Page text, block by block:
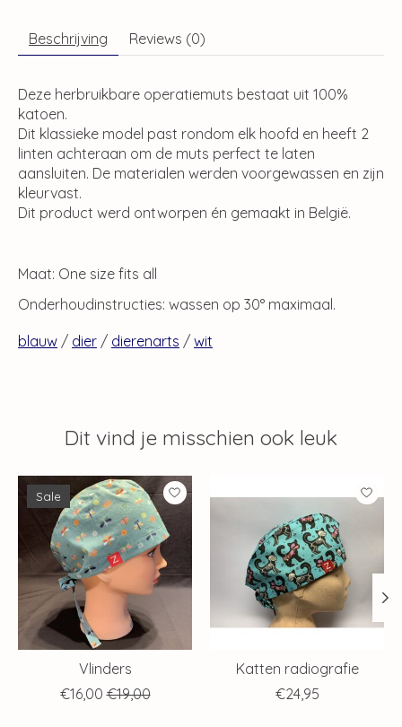
Beschrijving Reviews (0)
Deze herbruikbare operatiemuts bestaat uit 100%
katoen.
Dit klassieke model past rondom elk hoofd en heeft 2
linten achteraan om de muts perfect te laten
aansluiten. De materialen werden voorgewassen en zijn
kleurvast.
Dit product werd ontworpen én gemaakt in België.
Maat: One size fits all
Onderhoudinstructies: wassen op 30° maximaal.
blauw / dier / dierenarts / wit
Dit vind je misschien ook leuk
Items van productcarrousel
Sale
Vlinders
€16,00 €19,00
Katten radiografie
€24,95